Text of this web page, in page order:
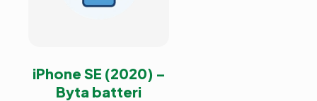
iPhone SE (2020) –
Byta batteri